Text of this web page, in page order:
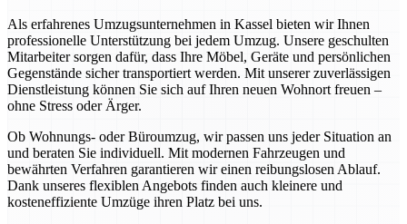
Als erfahrenes Umzugsunternehmen in Kassel bieten wir Ihnen
professionelle Unterstützung bei jedem Umzug. Unsere geschulten
Mitarbeiter sorgen dafür, dass Ihre Möbel, Geräte und persönlichen
Gegenstände sicher transportiert werden. Mit unserer zuverlässigen
Dienstleistung können Sie sich auf Ihren neuen Wohnort freuen –
ohne Stress oder Ärger.
Ob Wohnungs- oder Büroumzug, wir passen uns jeder Situation an
und beraten Sie individuell. Mit modernen Fahrzeugen und
bewährten Verfahren garantieren wir einen reibungslosen Ablauf.
Dank unseres flexiblen Angebots finden auch kleinere und
kosteneffiziente Umzüge ihren Platz bei uns.